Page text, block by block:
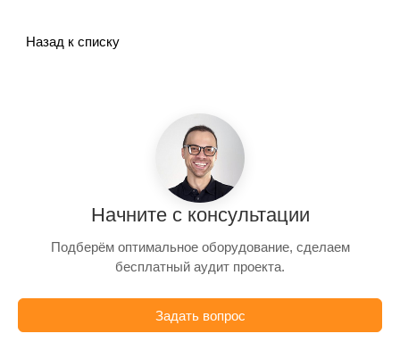
Назад к списку
Начните с консультации
Подберём оптимальное оборудование, сделаем
бесплатный аудит проекта.
Задать вопрос